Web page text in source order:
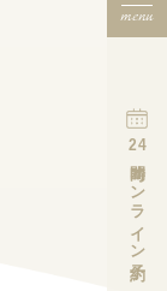
menu
24
時間オンライン予約